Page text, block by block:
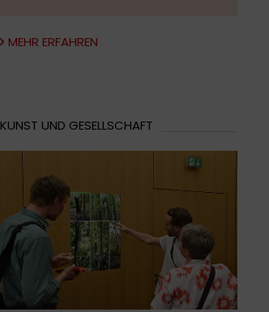
MEHR ERFAHREN
KUNST UND GESELLSCHAFT